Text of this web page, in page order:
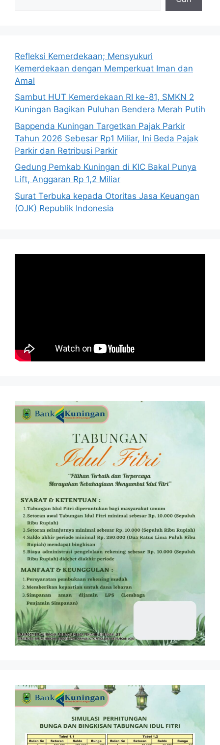
Refleksi Kemerdekaan; Mensyukuri
Kemerdekaan dengan Memperkuat Iman dan
Amal
Sambut HUT Kemerdekaan RI ke-81, SMKN 2
Kuningan Bagikan Puluhan Bendera Merah Putih
Bappenda Kuningan Targetkan Pajak Parkir
Tahun 2026 Sebesar Rp1 Miliar, Ini Beda Pajak
Parkir dan Retribusi Parkir
Gedung Pemkab Kuningan di KIC Bakal Punya
Lift, Anggaran Rp 1,2 Miliar
Surat Terbuka kepada Otoritas Jasa Keuangan
(OJK) Republik Indonesia